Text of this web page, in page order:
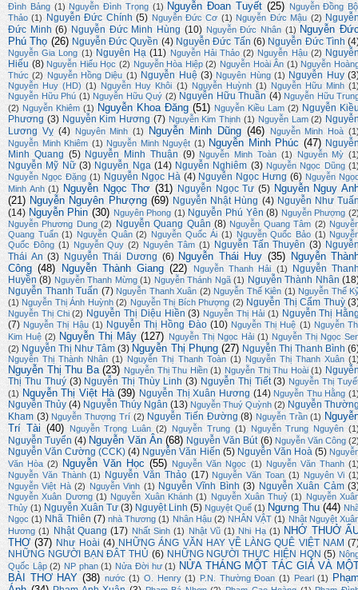
Đình Bảng (1) Nguyễn Đình Trọng (1) Nguyễn Đoan Tuyết (25)
Nguyễn Đồng
Thảo (1) Nguyễn Đức Chính (5) Nguyễn Đức Cơ (1) Nguyễn Đức Mậu (2)
Đức Minh (6) Nguyễn Đức Minh Hùng (10) Nguyễn Đức Nhân (1) Nguyễn
Phú Thọ (26) Nguyễn Đức Quyền (4) Nguyễn Đức Tấn (6) Nguyễn Đức Tình
Nguyễn Gia Long (1) Nguyên Hạ (11) Nguyễn Hải Thảo (2) Nguyễn Hậu (2)
Hiếu (8) Nguyễn Hiếu Học (2) Nguyễn Hòa Hiệp (2) Nguyễn Hoài Ân (1) Nguyễn
Thức (2) Nguyễn Hồng Diệu (1) Nguyễn Huệ (3) Nguyên Hùng (1) Nguyễn Huy
Nguyễn Huy (HD) (1) Nguyễn Huy Khôi (1) Nguyễn Huỳnh (1) Nguyễn Hữu Minh
Nguyễn Hữu Phú (1) Nguyễn Hữu Quý (2) Nguyễn Hữu Thuần (4) Nguyễn Hữu
(2) Nguyễn Khiêm (1) Nguyễn Khoa Đăng (51) Nguyễn Kiều Lam (2) Nguyễn
Phương (3) Nguyễn Kim Hương (7) Nguyễn Kim Thịnh (1) Nguyễn Lam (2)
Lương Vỵ (4) Nguyên Minh (1) Nguyễn Minh Dũng (46) Nguyễn Minh Hoà
Nguyễn Minh Khiêm (1) Nguyễn Minh Nguyệt (1) Nguyễn Minh Phúc (47)
Minh Quang (5) Nguyễn Minh Thuận (9) Nguyễn Minh Toàn (1) Nguyễn Mỳ
Nguyễn Mỹ Nữ (3) Nguyễn Nga (14) Nguyễn Nghiêm (3) Nguyễn Ngọc Dũng
Nguyễn Ngọc Đặng (1) Nguyễn Ngọc Hà (4) Nguyễn Ngọc Hưng (6) Nguyễn
Minh Anh (1) Nguyễn Ngọc Thơ (31) Nguyễn Ngọc Tư (5) Nguyễn Nguy
(21) Nguyễn Nguyên Phượng (69) Nguyễn Nhật Hùng (4) Nguyễn Như
(14) Nguyễn Phin (30) Nguyên Phong (1) Nguyễn Phú Yên (8) Nguyễn Phượng
Nguyễn Phương Dung (2) Nguyễn Quang Quân (8) Nguyễn Quang Tâm (2)
Quang Tuấn (1) Nguyễn Quân (2) Nguyễn Quốc Ái (1) Nguyễn Quốc Bảo (1)
Quốc Đông (1) Nguyễn Quy (2) Nguyên Tâm (1) Nguyễn Tấn Thuyên (3)
Thái An (3) Nguyễn Thái Dương (6) Nguyễn Thái Huy (35)
Nguyễn
Công (48) Nguyễn Thành Giang (22) Nguyễn Thanh Hải (1)
Nguyễn
Huyền (8) Nguyễn Thanh Mừng (1) Nguyễn Thánh Ngã (1) Nguyễn Thành Nhân
Nguyễn Thanh Tuấn (7) Nguyễn Thanh Xuân (2) Nguyễn Thế Kiên (1) Nguyễn Thế
(1) Nguyễn Thị Ánh Huỳnh (2) Nguyễn Thị Bích Phượng (2) Nguyễn Thị Cẩm Thuỳ
Nguyễn Thị Chi (2) Nguyễn Thị Diệu Hiền (3) Nguyễn Thị Hải (1) Nguyễn Thị
(7) Nguyễn Thị Hậu (1) Nguyễn Thị Hồng Đào (10) Nguyễn Thị Huệ (1) Nguyễn
Kim Huệ (2) Nguyễn Thị Mây (127) Nguyễn Thị Ngọc Hải (1) Nguyễn Thị Ngọc
(2) Nguyễn Thị Như Tâm (3) Nguyễn Thị Phụng (27) Nguyễn Thị Thanh Bình
Nguyễn Thị Thành Nhân (1) Nguyễn Thị Thanh Toàn (1) Nguyễn Thị Thanh Xuân
Nguyễn Thị Thu Ba (23) Nguyễn Thị Thu Hiền (1) Nguyễn Thị Thu Hoài (1)
Thị Thu Thuý (3) Nguyễn Thị Thùy Linh (3) Nguyễn Thị Tiết (3) Nguyễn Thị
(1) Nguyễn Thị Việt Hà (39) Nguyễn Thị Xuân Hương (14) Nguyễn Thu Hằng
Nguyễn Thủy (4) Nguyễn Thúy Ngân (13) Nguyễn Thuý Quỳnh (2) Nguyễn
Kham (3) Nguyễn Thượng Trí (2) Nguyễn Tiến Đường (8) Nguyễn Trần (1)
Trí Tài (40) Nguyễn Trọng Luân (2) Nguyễn Trung (1) Nguyễn Trung Nguyên
Nguyễn Tuyển (4) Nguyễn Văn Ân (68) Nguyễn Văn Bút (6) Nguyễn Văn Công
Nguyễn Văn Cường (CCK) (4) Nguyễn Văn Hiến (5) Nguyễn Văn Hoà (5)
Văn Hòa (2) Nguyễn Văn Học (55) Nguyễn Văn Ngọc (1) Nguyễn Văn Thanh
Nguyễn Văn Thành (1) Nguyễn Văn Thảo (17) Nguyễn Văn Toan (1) Nguyên Vi
Nguyễn Việt Hà (2) Nguyễn Vinh (1) Nguyễn Vĩnh Bình (3) Nguyễn Xuân Cảm
Nguyễn Xuân Dương (1) Nguyễn Xuân Khánh (1) Nguyễn Xuân Thuỷ (1) Nguyễn
Thủy (1) Nguyễn Xuân Tư (3) Nguyệt Linh (5) Nguyệt Quế (1) Ngưng Thu (44)
Ngọc (1) Nhã Thiên (7) nhà Thương (1) Nhân Hậu (2) NHÂN VẬT (1) Nhật Nguyệt
Hương (1) Nhật Quang (17) Nhất Sinh (1) Nhật Vũ (1) Nhi Hạ (1) NHỚ THUỞ
THƠ (37) Như Hoài (4) NHỮNG ÁNG VĂN HAY VỀ LÀNG QUÊ VIỆT NAM
NHỮNG NGƯỜI BẠN ĐÂT THỦ (6) NHỮNG NGƯỜI THỰC HIỆN HQN (5)
Quốc Lập (2) NP phan (1) Nửa Đời hư (1) NỬA THÁNG MỘT TÁC GIẢ VÀ
BÀI THƠ HAY (38) nước (1) O. Henry (1) P.N. Thường Đoan (1) Pearl (1)